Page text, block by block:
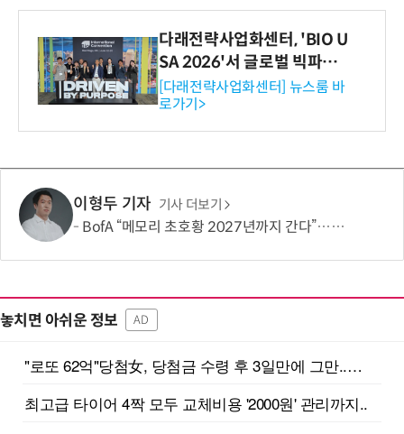
다래전략사업화센터, 'BIO U
SA 2026'서 글로벌 빅파마
와의 비즈니스 미팅 지원…K
-바이오 해외 진출 교두보 확
보
[다래전략사업화센터] 뉴스룸 바
로가기>
이형두 기자 기사 더보기
BofA “메모리 초호황 2027년까지 간다”…SK하닉 3분기 D램 평균가 25% 상승 전망
놓치면 아쉬운 정보 AD